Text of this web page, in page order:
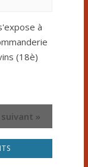
à
(18è)
suivant »